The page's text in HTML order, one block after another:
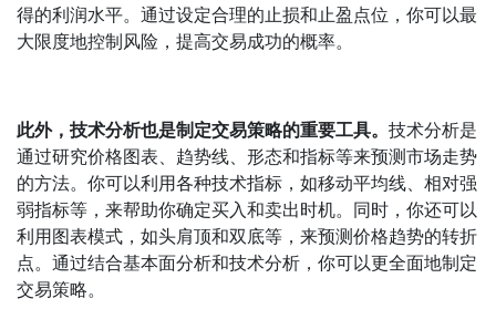
得的利润水平。通过设定合理的止损和止盈点位，你可以最
大限度地控制风险，提高交易成功的概率。
此外，技术分析也是制定交易策略的重要工具。 技术分析是
通过研究价格图表、趋势线、形态和指标等来预测市场走势
的方法。你可以利用各种技术指标，如移动平均线、相对强
弱指标等，来帮助你确定买入和卖出时机。同时，你还可以
利用图表模式，如头肩顶和双底等，来预测价格趋势的转折
点。通过结合基本面分析和技术分析，你可以更全面地制定
交易策略。